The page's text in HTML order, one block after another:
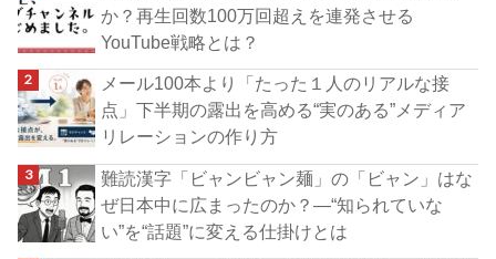
か？再生回数100万回超えを連発させる
YouTube戦略とは？
メール100本より「たった１人のリアルな接
点」下半期の露出を高める“実のある”メディア
リレーションの作り方
難読漢字「ビャンビャン麺」の「ビャン」はな
ぜ日本中に広まったのか？―“知られていな
い”を“話題”に変える仕掛けとは